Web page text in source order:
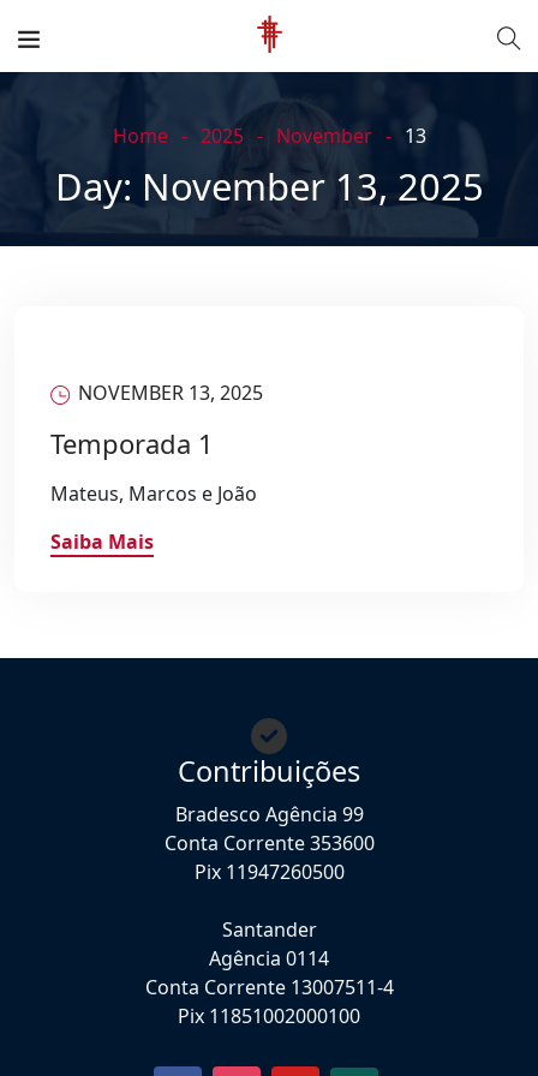
Home 2025 November 13
Day: November 13, 2025
NOVEMBER 13, 2025
Temporada 1
Mateus, Marcos e João
Saiba Mais
Contribuições
Bradesco Agência 99
Conta Corrente 353600
Pix 11947260500
Santander
Agência 0114
Conta Corrente 13007511-4
Pix 11851002000100